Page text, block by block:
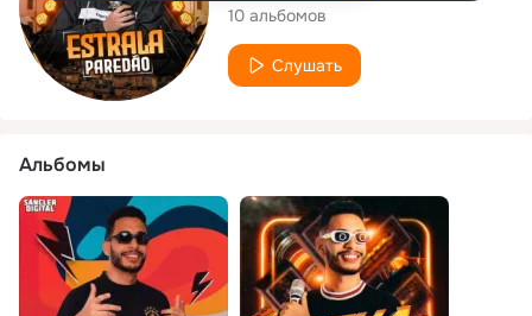
10 альбомов
Слушать
Альбомы